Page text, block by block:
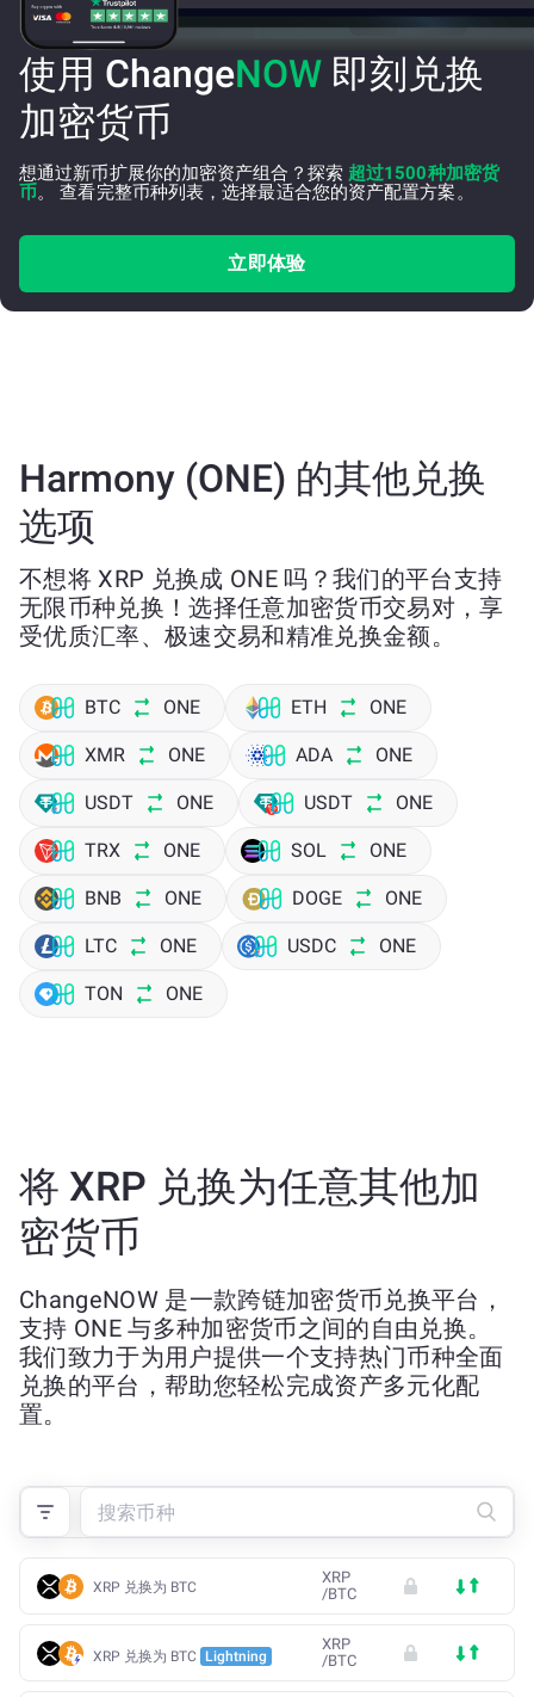
使用 ChangeNOW 即刻兑换
加密货币
想通过新币扩展你的加密资产组合？探索 超过1500种加密货
币。 查看完整币种列表，选择最适合您的资产配置方案。
立即体验
Harmony (ONE) 的其他兑换
选项
不想将 XRP 兑换成 ONE 吗？我们的平台支持
无限币种兑换！选择任意加密货币交易对，享
受优质汇率、极速交易和精准兑换金额。
BTC ONE ETH ONE
XMR ONE ADA ONE
USDT ONE USDT ONE
TRX ONE SOL ONE
BNB ONE DOGE ONE
LTC ONE USDC ONE
TON ONE
将 XRP 兑换为任意其他加
密货币
ChangeNOW 是一款跨链加密货币兑换平台，
支持 ONE 与多种加密货币之间的自由兑换。
我们致力于为用户提供一个支持热门币种全面
兑换的平台，帮助您轻松完成资产多元化配
置。
XRP 兑换为 BTC
XRP
/BTC
XRP 兑换为 BTC Lightning
XRP
/BTC